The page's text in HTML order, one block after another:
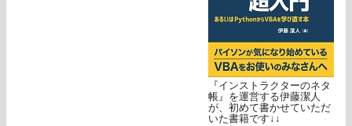
『インストラクターのネタ
帳』を運営する伊藤潔人
が、初めて書かせていただ
いた書籍です↓↓